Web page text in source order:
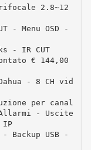
2.8~12
- Menu OSD -
- IR CUT
€ 144,00
- 8 CH vid
per canal
- Uscite
IP
Backup USB -